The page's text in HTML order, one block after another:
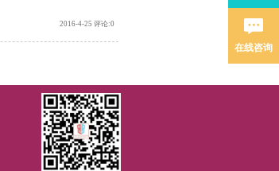
2016-4-25 评论:0
在线咨询